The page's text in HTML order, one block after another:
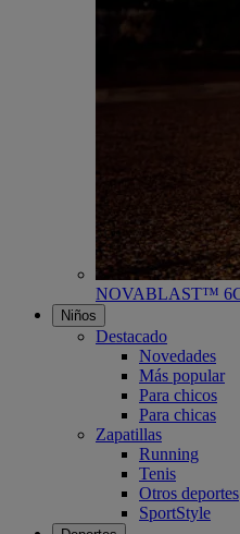
NOVABLAST™ 6
Niños
Destacado
Novedades
Más popular
Para chicos
Para chicas
Zapatillas
Running
Tenis
Otros deportes
SportStyle